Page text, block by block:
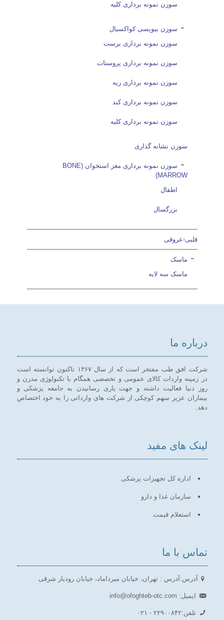
سوزن نمونه برداری کلیه
سوزن بیوپسی کواکسیال
سوزن نمونه برداری برست
سوزن نمونه برداری پروستات
سوزن نمونه برداری ریه
سوزن نمونه برداری کبد
سوزن نمونه برداری کلیه
سوزن نشانه گذاری
سوزن نمونه برداری مغز استخوان (BONE
MARROW)
اطفال
بزرگسال
قلبی-عروقی
ماسک
ماسک سه لایه
درباره ما
شرکت افق طب مفتخر است که از سال ۱۳۶۷ تاکنون توانسته است
در زمینه واردات کالای عمومی و تخصصی همگام با تکنولوژی مدرن و
روز دنیا فعالیت داشته و جهت یاری رسانیدن به جامعه پزشکی و
بیماران عزیز سهم کوچکی از شرکت های وارداتی را به خود اختصاص
دهد.
لینک های مفید
اداره کل تجهیزات پزشکی
سازمان غذا و دارو
استعلام قیمت
تماس با ما
آدرس: آدرس : تهران، خیابان میرداماد، خیابان رودبار شرقی
ایمیل: info@ofoghteb-otc.com
تلفن:۲۲۹۰۰۸۴۲ - ۰۲۱